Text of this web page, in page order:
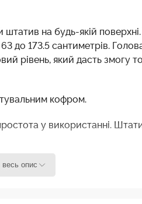
на будь-якій
до 173.5 сантиметрів.
рівень, який дасть змогу
кофром.
у використанні.
панорамування.
весь опис